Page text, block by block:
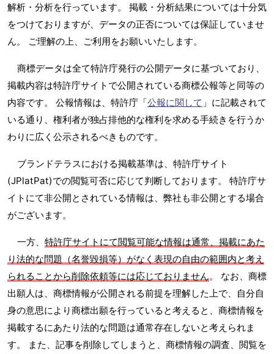
解析・分析を行っています。 掲載・分析結果については十分気
をつけておりますが、データの正否については保証していませ
ん。 ご理解の上、ご利用をお願いいたします。
商標データは全て特許庁発行の公開データに基づいており、
掲載内容は特許庁サイトで公開されている商標公報等と同等の
内容です。 公報情報は、特許庁「公報に関して 」に記載されて
いる通り、権利者が独占排他的な権利を求める手続きを行うか
わりに広く公示されるべきものです。
ブランドテラスにおける掲載基準は、特許庁サイト
(JPlatPat)での閲覧可否に応じて判断しております。 特許庁サ
イトにて非公開とされている情報は、弊社も非公開とする場合
がございます。
一方、 特許庁サイトにて閲覧可能な情報は通常、掲載にあた
り法的な問題（名誉毀損等）がなく表現の自由の範囲内と考え
られることから削除依頼等には応じておりません。 なお、商標
出願人は、商標情報が公開される前提を理解した上で、自分自
身の意思により商標出願を行っていると考えると、商標情報を
掲載するにあたり法的な問題は通常存在しないと考えられま
す。 また、記事を削除してしまうと、商標情報の調査、閲覧を